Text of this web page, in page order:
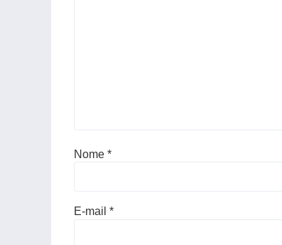
Nome *
E-mail *